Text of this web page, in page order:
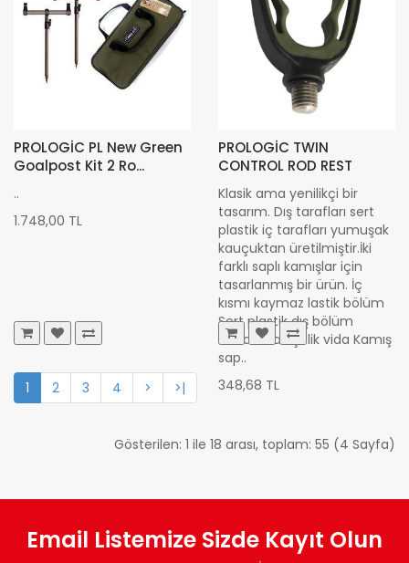
PROLOGİC PL New Green
Goalpost Kit 2 Ro...
..
1.748,00 TL
PROLOGİC TWIN
CONTROL ROD REST
Klasik ama yenilikçi bir
tasarım. Dış tarafları sert
plastik iç tarafları yumuşak
kauçuktan üretilmiştir.İki
farklı saplı kamışlar için
tasarlanmış bir ürün. İç
kısmı kaymaz lastik bölüm
Sert plastik dış bölüm
Paslanmaz çelik vida Kamış
sap..
348,68 TL
1 2 3 4 > >|
Gösterilen: 1 ile 18 arası, toplam: 55 (4 Sayfa)
Email Listemize Sizde Kayıt Olun